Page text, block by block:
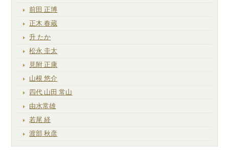
前田 正博
正木 春蔵
升 たか
松永 圭太
見附 正康
山根 悠介
四代 山田 常山
由水常雄
若尾 経
渡部 秋彦